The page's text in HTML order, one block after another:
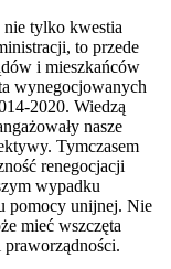
nie tylko kwestia
to przede
i mieszkańców
wynegocjowanych
2020. Wiedzą
nasze
Tymczasem
renegocjacji
wypadku
pomocy unijnej. Nie
mieć wszczęta